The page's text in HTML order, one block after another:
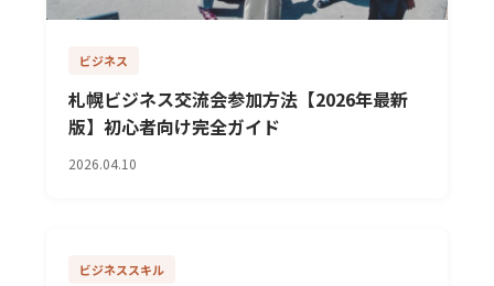
ビジネス
札幌ビジネス交流会参加方法【2026年最新
版】初心者向け完全ガイド
2026.04.10
ビジネススキル